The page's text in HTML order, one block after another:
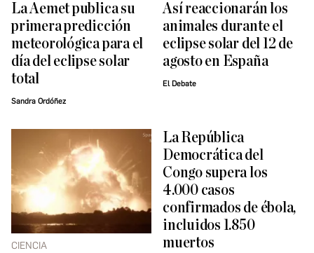
La Aemet publica su
primera predicción
meteorológica para el
día del eclipse solar
total
Sandra Ordóñez
Así reaccionarán los
animales durante el
eclipse solar del 12 de
agosto en España
El Debate
CIENCIA
La República
Democrática del
Congo supera los
4.000 casos
confirmados de ébola,
incluidos 1.850
muertos